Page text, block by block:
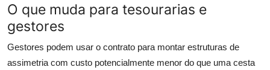
O que muda para tesourarias e
gestores
Gestores podem usar o contrato para montar estruturas de
assimetria com custo potencialmente menor do que uma cesta